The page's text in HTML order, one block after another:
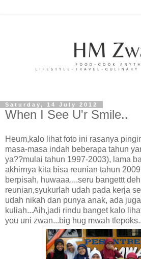
Saturday, 14 July 2012
When I See U'r Smile..
Heum,kalo lihat foto ini rasanya
masa-masa indah beberapa tahun
ya??mulai tahun 1997-2003), lama
akhirnya kita bisa reunian tahun
berpisah, huwaaa....seru bangettt
reunian,syukurlah udah pada kerja
udah nikah dan punya anak, ada
kuliah...Aih,jadi rindu banget kalo
you uni zwan...big hug mwah